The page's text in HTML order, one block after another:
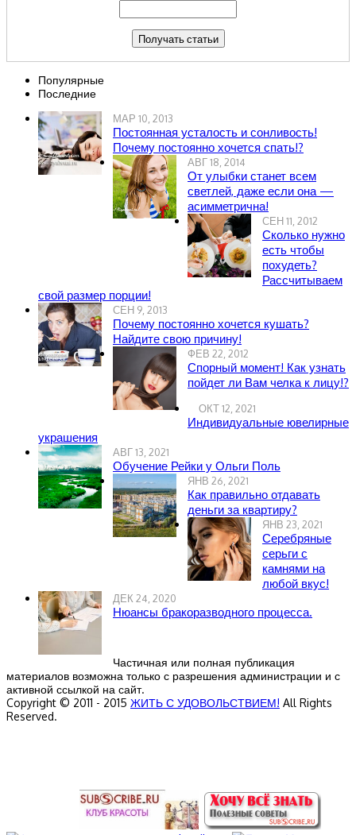
Популярные
Последние
МАР 10, 2013
Постоянная усталость и сонливость!
Почему постоянно хочется спать!?
АВГ 18, 2014
От улыбки станет всем
светлей, даже если она —
асимметрична!
СЕН 11, 2012
Сколько нужно
есть чтобы
похудеть?
Рассчитываем
свой размер порции!
СЕН 9, 2013
Почему постоянно хочется кушать?
Найдите свою причину!
ФЕВ 22, 2012
Спорный момент! Как узнать
пойдет ли Вам челка к лицу!?
ОКТ 12, 2021
Индивидуальные ювелирные
украшения
АВГ 13, 2021
Обучение Рейки у Ольги Поль
ЯНВ 26, 2021
Как правильно отдавать
деньги за квартиру?
ЯНВ 23, 2021
Серебряные
серьги с
камнями на
любой вкус!
ДЕК 24, 2020
Нюансы бракоразводного процесса.
Частичная или полная публикация
материалов возможна только с разрешения администрации и с
активной ссылкой на сайт.
Copyright © 2011 - 2015 ЖИТЬ С УДОВОЛЬСТВИЕМ! All Rights
Reserved.